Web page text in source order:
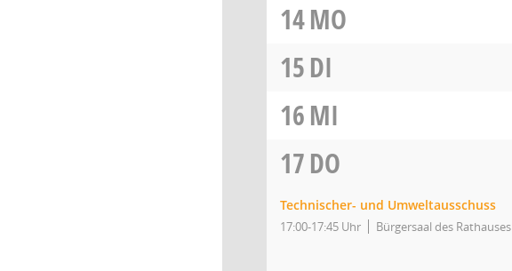
14MO
15DI
16MI
17DO
Technischer- und Umweltausschuss
17:00-17:45 Uhr Bürgersaal des Rathauses